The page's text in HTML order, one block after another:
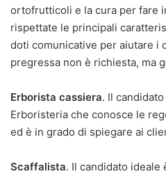
ortofrutticoli e la cura per fare
rispettate le principali
doti comunicative per aiutare i
pregressa non è richiesta, ma
Erborista cassiera. Il
Erboristeria che conosce le
ed è in grado di spiegare ai
Scaffalista. Il candidato ideale